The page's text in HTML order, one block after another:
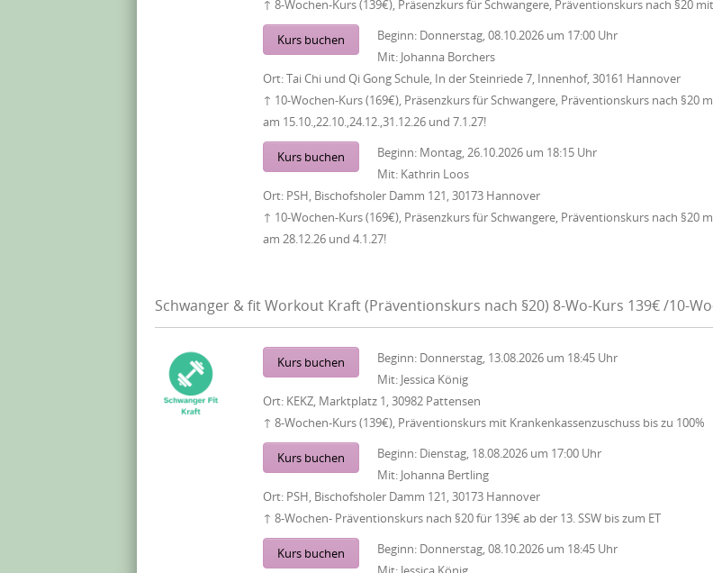
↑ 8-Wochen-Kurs (139€), Präsenzkurs für Schwangere, Präventionskurs nach §20
Kurs buchen Beginn: Donnerstag, 08.10.2026 um 17:00 Uhr
Mit: Johanna Borchers
Ort:Tai Chi und Qi Gong Schule, In der Steinriede 7, Innenhof, 30161 Hannover
↑ 10-Wochen-Kurs (169€), Präsenzkurs für Schwangere, Präventionskurs nach §20
am 15.10.,22.10.,24.12.,31.12.26 und 7.1.27!
Kurs buchen Beginn: Montag, 26.10.2026 um 18:15 Uhr
Mit: Kathrin Loos
Ort: PSH, Bischofsholer Damm 121, 30173 Hannover
↑ 10-Wochen-Kurs (169€), Präsenzkurs für Schwangere, Präventionskurs nach §20
am 28.12.26 und 4.1.27!
Schwanger & fit Workout Kraft (Präventionskurs nach §20) 8-Wo-Kurs 139€ /10-
Kurs buchen Beginn: Donnerstag, 13.08.2026 um 18:45 Uhr
Mit: Jessica König
Ort: KEKZ, Marktplatz 1, 30982 Pattensen
↑ 8-Wochen-Kurs (139€), Präventionskurs mit Krankenkassenzuschuss bis zu 100%
Kurs buchen Beginn: Dienstag, 18.08.2026 um 17:00 Uhr
Mit: Johanna Bertling
Ort: PSH, Bischofsholer Damm 121, 30173 Hannover
↑ 8-Wochen- Präventionskurs nach §20 für 139€ ab der 13. SSW bis zum ET
Kurs buchen Beginn: Donnerstag, 08.10.2026 um 18:45 Uhr